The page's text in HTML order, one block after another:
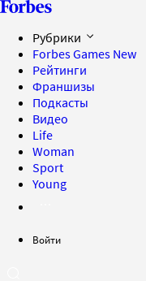
Рубрики
Forbes Games New
Рейтинги
Франшизы
Подкасты
Видео
Life
Woman
Sport
Young
Войти